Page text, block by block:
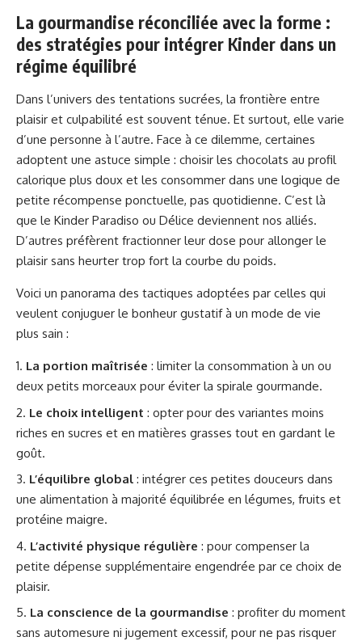
La gourmandise réconciliée avec la forme :
des stratégies pour intégrer Kinder dans un
régime équilibré
Dans l’univers des tentations sucrées, la frontière entre
plaisir et culpabilité est souvent ténue. Et surtout, elle varie
d’une personne à l’autre. Face à ce dilemme, certaines
adoptent une astuce simple : choisir les chocolats au profil
calorique plus doux et les consommer dans une logique de
petite récompense ponctuelle, pas quotidienne. C’est là
que le Kinder Paradiso ou Délice deviennent nos alliés.
D’autres préfèrent fractionner leur dose pour allonger le
plaisir sans heurter trop fort la courbe du poids.
Voici un panorama des tactiques adoptées par celles qui
veulent conjuguer le bonheur gustatif à un mode de vie
plus sain :
La portion maîtrisée : limiter la consommation à un ou
deux petits morceaux pour éviter la spirale gourmande.
Le choix intelligent : opter pour des variantes moins
riches en sucres et en matières grasses tout en gardant le
goût.
L’équilibre global : intégrer ces petites douceurs dans
une alimentation à majorité équilibrée en légumes, fruits et
protéine maigre.
L’activité physique régulière : pour compenser la
petite dépense supplémentaire engendrée par ce choix de
plaisir.
La conscience de la gourmandise : profiter du moment
sans automesure ni jugement excessif, pour ne pas risquer